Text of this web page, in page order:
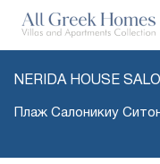
NERIDA HOUSE
Плаж Салоникиу